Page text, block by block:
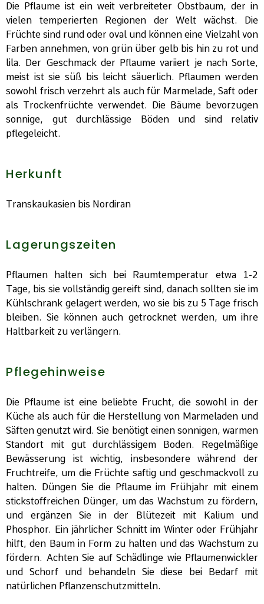
Die Pflaume ist ein weit verbreiteter Obstbaum, der in
vielen temperierten Regionen der Welt wächst. Die
Früchte sind rund oder oval und können eine Vielzahl von
Farben annehmen, von grün über gelb bis hin zu rot und
lila. Der Geschmack der Pflaume variiert je nach Sorte,
meist ist sie süß bis leicht säuerlich. Pflaumen werden
sowohl frisch verzehrt als auch für Marmelade, Saft oder
als Trockenfrüchte verwendet. Die Bäume bevorzugen
sonnige, gut durchlässige Böden und sind relativ
pflegeleicht.
Herkunft
Transkaukasien bis Nordiran
Lagerungszeiten
Pflaumen halten sich bei Raumtemperatur etwa 1-2
Tage, bis sie vollständig gereift sind, danach sollten sie im
Kühlschrank gelagert werden, wo sie bis zu 5 Tage frisch
bleiben. Sie können auch getrocknet werden, um ihre
Haltbarkeit zu verlängern.
Pflegehinweise
Die Pflaume ist eine beliebte Frucht, die sowohl in der
Küche als auch für die Herstellung von Marmeladen und
Säften genutzt wird. Sie benötigt einen sonnigen, warmen
Standort mit gut durchlässigem Boden. Regelmäßige
Bewässerung ist wichtig, insbesondere während der
Fruchtreife, um die Früchte saftig und geschmackvoll zu
halten. Düngen Sie die Pflaume im Frühjahr mit einem
stickstoffreichen Dünger, um das Wachstum zu fördern,
und ergänzen Sie in der Blütezeit mit Kalium und
Phosphor. Ein jährlicher Schnitt im Winter oder Frühjahr
hilft, den Baum in Form zu halten und das Wachstum zu
fördern. Achten Sie auf Schädlinge wie Pflaumenwickler
und Schorf und behandeln Sie diese bei Bedarf mit
natürlichen Pflanzenschutzmitteln.